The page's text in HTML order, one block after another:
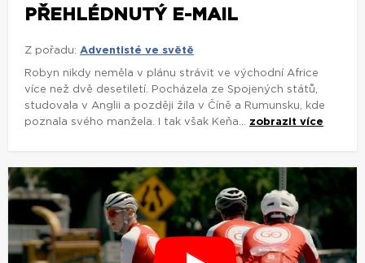
PŘEHLÉDNUTÝ E-MAIL
Z pořadu: Adventisté ve světě
Robyn nikdy neměla v plánu strávit ve východní Africe
více než dvě desetiletí. Pocházela ze Spojených států,
studovala v Anglii a později žila v Číně a Rumunsku, kde
poznala svého manžela. I tak však Keňa... zobrazit více